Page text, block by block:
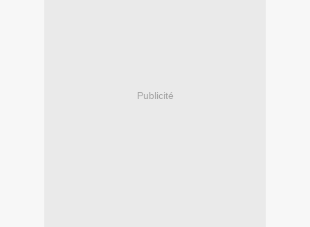
Publicité